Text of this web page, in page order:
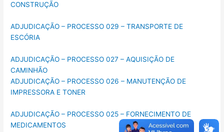
CONSTRUÇÃO
ADJUDICAÇÃO – PROCESSO 029 – TRANSPORTE DE
ESCÓRIA
ADJUDICAÇÃO – PROCESSO 027 – AQUISIÇÃO DE
CAMINHÃO
ADJUDICAÇÃO – PROCESSO 026 – MANUTENÇÃO DE
IMPRESSORA E TONER
ADJUDICAÇÃO – PROCESSO 025 – FORNECIMENTO DE
MEDICAMENTOS